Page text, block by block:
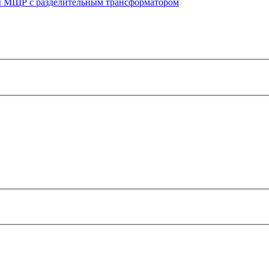
с разделительным трансформатором